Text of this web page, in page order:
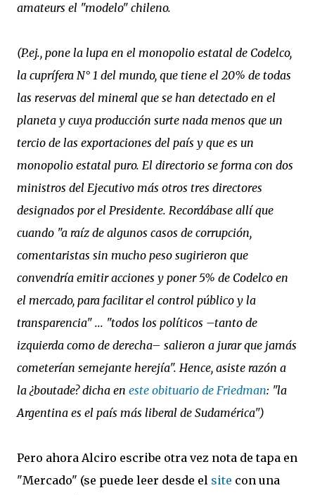
amateurs el "modelo" chileno.
(P.ej., pone la lupa en el monopolio estatal de Codelco,
la cuprífera N° 1 del mundo, que tiene el 20% de todas
las reservas del mineral que se han detectado en el
planeta y cuya producción surte nada menos que un
tercio de las exportaciones del país y que es un
monopolio estatal puro. El directorio se forma con dos
ministros del Ejecutivo más otros tres directores
designados por el Presidente. Recordábase allí que
cuando "a raíz de algunos casos de corrupción,
comentaristas sin mucho peso sugirieron que
convendría emitir acciones y poner 5% de Codelco en
el mercado, para facilitar el control público y la
transparencia" ... "todos los políticos –tanto de
izquierda como de derecha– salieron a jurar que jamás
cometerían semejante herejía". Hence, asiste razón a
la ¿boutade? dicha en este obituario de Friedman: "la
Argentina es el país más liberal de Sudamérica")
Pero ahora Alciro escribe otra vez nota de tapa en
"Mercado" (se puede leer desde el site con una